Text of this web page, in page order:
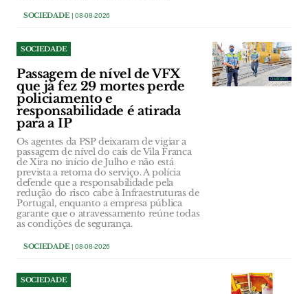
SOCIEDADE| 08-08-2026
SOCIEDADE
Passagem de nível de VFX
que já fez 29 mortes perde
policiamento e
responsabilidade é atirada
para a IP
Os agentes da PSP deixaram de vigiar a
passagem de nível do cais de Vila Franca
de Xira no início de Julho e não está
prevista a retoma do serviço. A polícia
defende que a responsabilidade pela
redução do risco cabe à Infraestruturas de
Portugal, enquanto a empresa pública
garante que o atravessamento reúne todas
as condições de segurança.
SOCIEDADE| 08-08-2026
SOCIEDADE